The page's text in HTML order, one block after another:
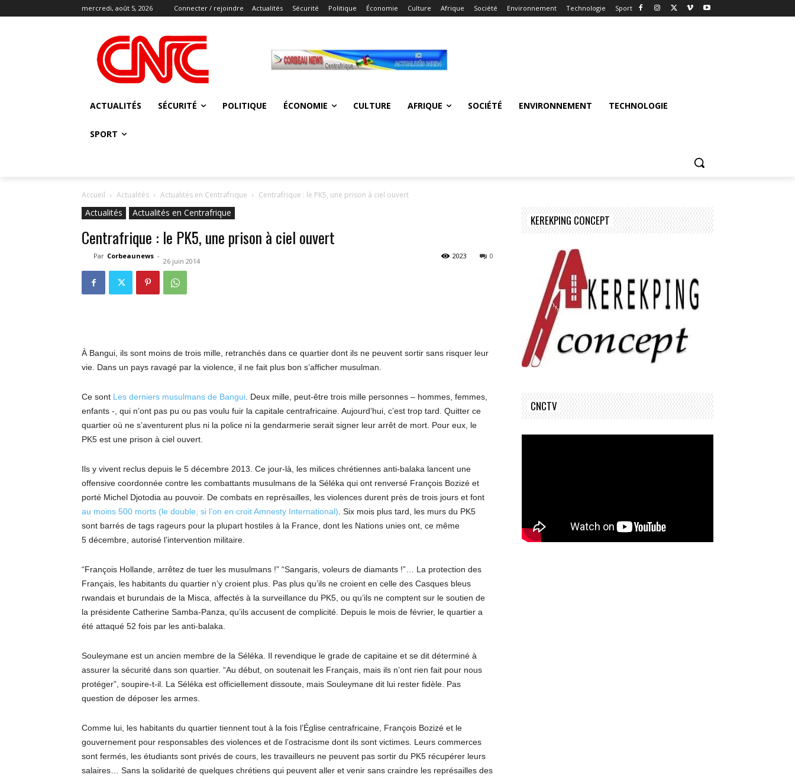
mercredi, août 5, 2026 Connecter / rejoindre Actualités Sécurité Politique Économie Culture Afrique Société Environnement Technologie Sport
ACTUALITÉS SÉCURITÉ POLITIQUE ÉCONOMIE CULTURE AFRIQUE SOCIÉTÉ ENVIRONNEMENT TECHNOLOGIE
SPORT
Accueil Actualités Actualités en Centrafrique Centrafrique : le PK5, une prison à ciel ouvert
Actualités Actualités en Centrafrique
Centrafrique : le PK5, une prison à ciel ouvert
Par Corbeaunews -
26 juin 2014
0
2023
À Bangui, ils sont moins de trois mille, retranchés dans ce quartier dont ils ne peuvent sortir sans risquer leur
vie. Dans un pays ravagé par la violence, il ne fait plus bon s’afficher musulman.
Ce sont Les derniers musulmans de Bangui . Deux mille, peut-être trois mille personnes – hommes, femmes,
enfants -, qui n’ont pas pu ou pas voulu fuir la capitale centrafricaine. Aujourd’hui, c’est trop tard. Quitter ce
quartier où ne s’aventurent plus ni la police ni la gendarmerie serait signer leur arrêt de mort. Pour eux, le
PK5 est une prison à ciel ouvert.
Ils y vivent reclus depuis le 5 décembre 2013. Ce jour-là, les milices chrétiennes anti-balaka lancent une
offensive coordonnée contre les combattants musulmans de la Séléka qui ont renversé François Bozizé et
porté Michel Djotodia au pouvoir. De combats en représailles, les violences durent près de trois jours et font
au moins 500 morts (le double, si l’on en croit Amnesty International) . Six mois plus tard, les murs du PK5
sont barrés de tags rageurs pour la plupart hostiles à la France, dont les Nations unies ont, ce même
5 décembre, autorisé l’intervention militaire.
“François Hollande, arrêtez de tuer les musulmans !” “Sangaris, voleurs de diamants !”… La protection des
Français, les habitants du quartier n’y croient plus. Pas plus qu’ils ne croient en celle des Casques bleus
rwandais et burundais de la Misca, affectés à la surveillance du PK5, ou qu’ils ne comptent sur le soutien de
la présidente Catherine Samba-Panza, qu’ils accusent de complicité. Depuis le mois de février, le quartier a
été attaqué 52 fois par les anti-balaka.
Souleymane est un ancien membre de la Séléka. Il revendique le grade de capitaine et se dit déterminé à
assurer la sécurité dans son quartier. “Au début, on soutenait les Français, mais ils n’ont rien fait pour nous
protéger”, soupire-t-il. La Séléka est officiellement dissoute, mais Souleymane dit lui rester fidèle. Pas
question de déposer les armes.
Comme lui, les habitants du quartier tiennent tout à la fois l’Église centrafricaine, François Bozizé et le
gouvernement pour responsables des violences et de l’ostracisme dont ils sont victimes. Leurs commerces
sont fermés, les étudiants sont privés de cours, les travailleurs ne peuvent pas sortir du PK5 récupérer leurs
salaires… Sans la solidarité de quelques chrétiens qui peuvent aller et venir sans craindre les représailles des
KEREKPING CONCEPT
CNCTV